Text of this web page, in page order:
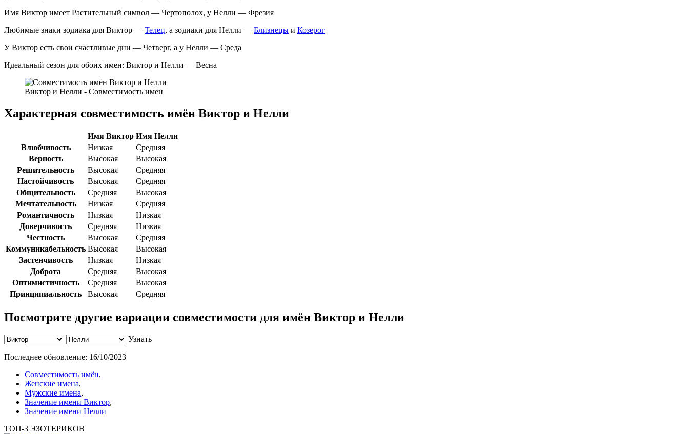
Имя Виктор имеет Растительный символ — Чертополох, у Нелли — Фрезия
Любимые знаки зодиака для Виктор — Телец, а зодиаки для Нелли — Близнецы и Козерог
У Виктор есть свои счастливые дни — Четверг, а у Нелли — Среда
Идеальный сезон для обоих имен: Виктор и Нелли — Весна
Виктор и Нелли - Совместимость имен
Характерная совместимость имён Виктор и Нелли
Имя Виктор Имя Нелли
Влюбчивость
Низкая
Средняя
Верность
Высокая
Высокая
Решительность
Высокая
Средняя
Настойчивость
Высокая
Средняя
Общительность
Средняя
Высокая
Мечтательность
Низкая
Средняя
Романтичность
Низкая
Низкая
Доверчивость
Средняя
Низкая
Честность
Высокая
Средняя
Коммуникабельность Высокая
Высокая
Застенчивость
Низкая
Низкая
Доброта
Средняя
Высокая
Оптимистичность
Средняя
Высокая
Принципиальность
Высокая Средняя
Посмотрите другие вариации совместимости для имён Виктор и Нелли
Узнать
Последнее обновление: 16/10/2023
Совместимость имён,
Женские имена,
Мужские имена,
Значение имени Виктор,
Значение имени Нелли
ТОП-3 ЭЗОТЕРИКОВ